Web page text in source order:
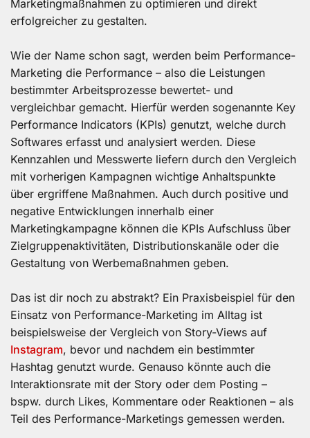
Marketingmaßnahmen zu optimieren und direkt
erfolgreicher zu gestalten.
Wie der Name schon sagt, werden beim Performance-
Marketing die Performance – also die Leistungen
bestimmter Arbeitsprozesse bewertet- und
vergleichbar gemacht. Hierfür werden sogenannte Key
Performance Indicators (KPIs) genutzt, welche durch
Softwares erfasst und analysiert werden. Diese
Kennzahlen und Messwerte liefern durch den Vergleich
mit vorherigen Kampagnen wichtige Anhaltspunkte
über ergriffene Maßnahmen. Auch durch positive und
negative Entwicklungen innerhalb einer
Marketingkampagne können die KPIs Aufschluss über
Zielgruppenaktivitäten, Distributionskanäle oder die
Gestaltung von Werbemaßnahmen geben.
Das ist dir noch zu abstrakt? Ein Praxisbeispiel für den
Einsatz von Performance-Marketing im Alltag ist
beispielsweise der Vergleich von Story-Views auf
Instagram, bevor und nachdem ein bestimmter
Hashtag genutzt wurde. Genauso könnte auch die
Interaktionsrate mit der Story oder dem Posting –
bspw. durch Likes, Kommentare oder Reaktionen – als
Teil des Performance-Marketings gemessen werden.